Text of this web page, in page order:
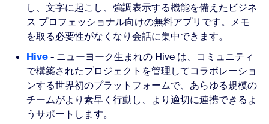
し、文字に起こし、強調表示する機能を備えたビジネ
ス プロフェッショナル向けの無料アプリです。メモ
を取る必要性がなくなり会話に集中できます。
Hive- ニューヨーク生まれの Hive は、コミュニティ
で構築されたプロジェクトを管理してコラボレーショ
ンする世界初のプラットフォームで、あらゆる規模の
チームがより素早く行動し、より適切に連携できるよ
うサポートします。